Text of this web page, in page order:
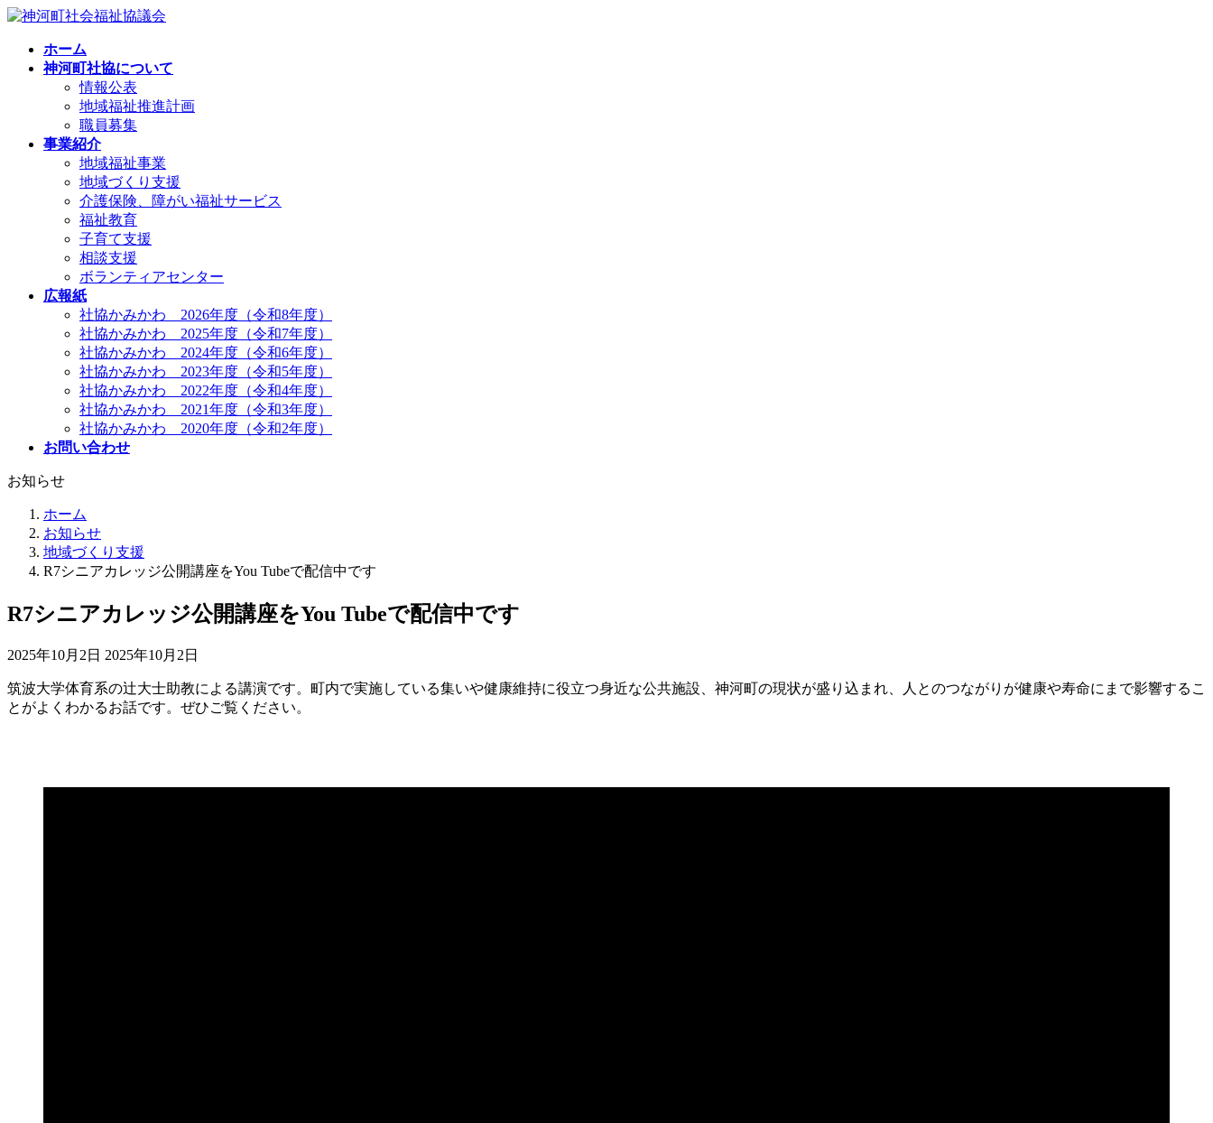
コ
ナ
ホーム
神河町社協について
情報公表
地域福祉推進計画
職員募集
事業紹介
地域福祉事業
地域づくり支援
介護保険、障がい福祉サービス
福祉教育
子育て支援
相談支援
ボランティアセンター
広報紙
社協かみかわ 2026年度（令和8年度）
社協かみかわ 2025年度（令和7年度）
社協かみかわ 2024年度（令和6年度）
社協かみかわ 2023年度（令和5年度）
社協かみかわ 2022年度（令和4年度）
社協かみかわ 2021年度（令和3年度）
社協かみかわ 2020年度（令和2年度）
お問い合わせ
お知らせ
ホーム
お知らせ
地域づくり支援
R7シニアカレッジ公開講座をYou Tubeで配信中です
R7シニアカレッジ公開講座をYou Tubeで配信中です
2025年10月2日 最
更
新
2025年10月2日
筑波大学体育系の辻大士助教による講演です。町内で実施している集いや健康維持に役立つ身近な公共施設、神河町の現状が盛り込まれ、人とのつながりが健康や寿命にまで影響するこ
とがよくわかるお話です。ぜひご覧ください。